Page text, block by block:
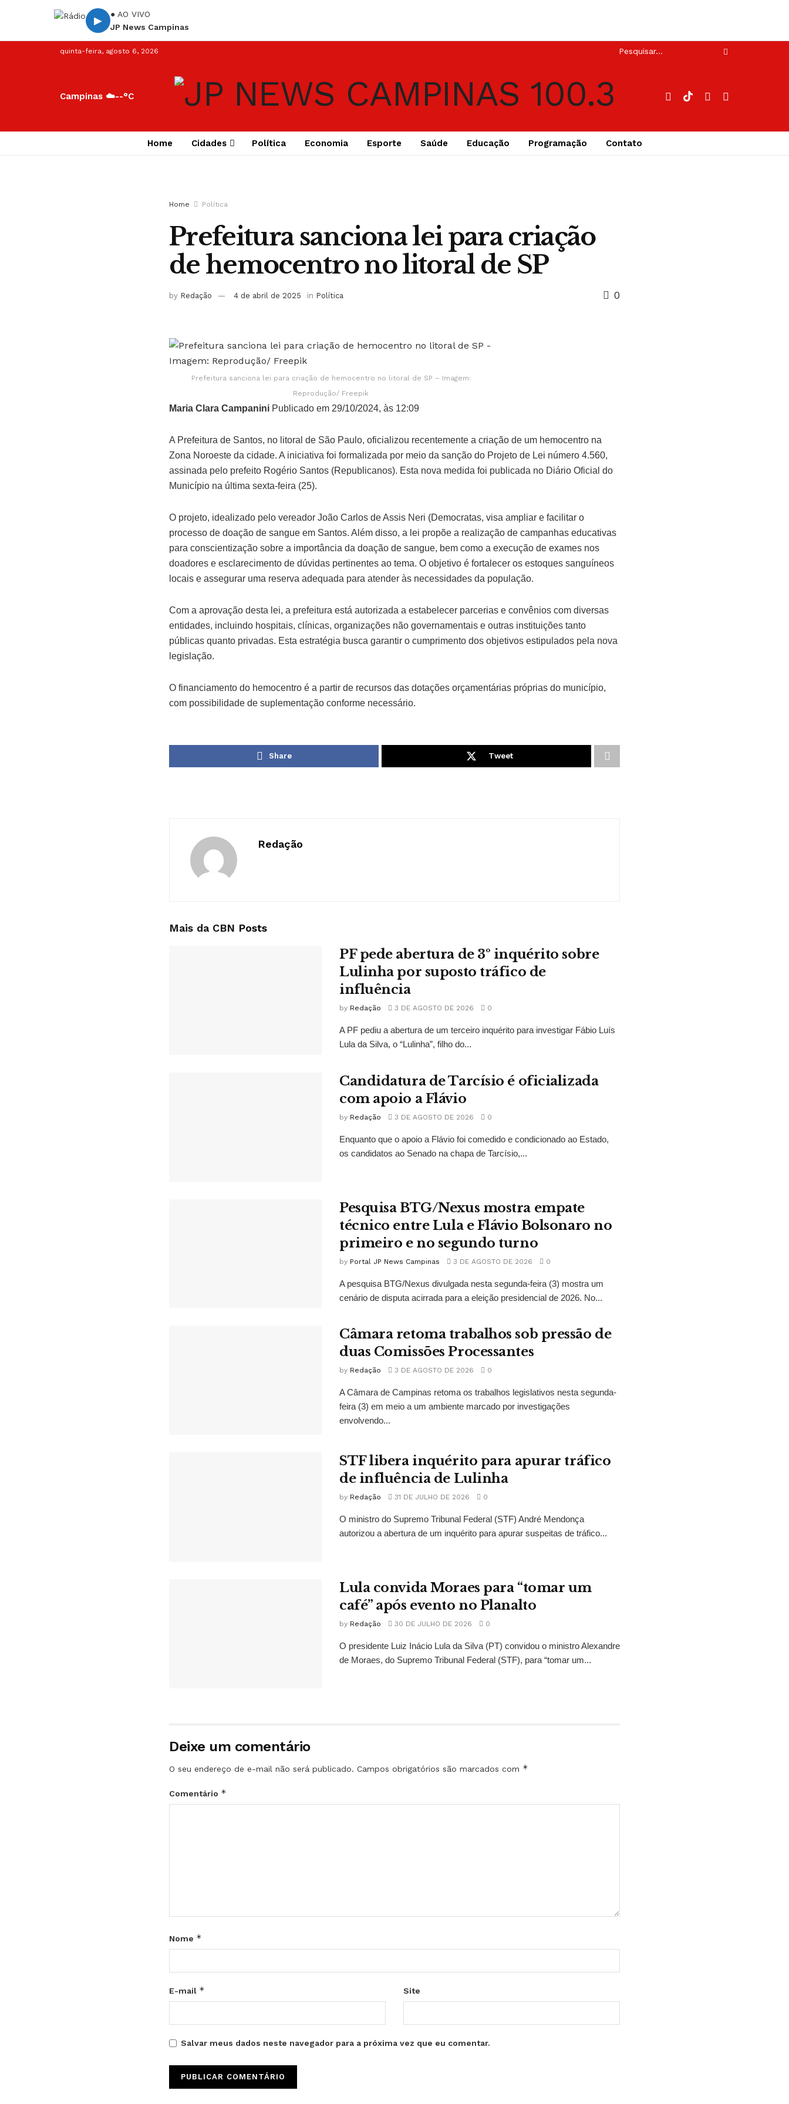
▶
● AO VIVO
JP News Campinas
quinta-feira, agosto 6, 2026
Campinas ☁️--°C
Home Cidades Política Economia Esporte Saúde Educação Programação Contato
Home Política
Prefeitura sanciona lei para criação
de hemocentro no litoral de SP
by Redação 4 de abril de 2025 in Política 0
Prefeitura sanciona lei para criação de hemocentro no litoral de SP – Imagem:
Reprodução/ Freepik
Maria Clara Campanini Publicado em 29/10/2024, às 12:09
A Prefeitura de Santos, no litoral de São Paulo, oficializou recentemente a criação de um hemocentro na
Zona Noroeste da cidade. A iniciativa foi formalizada por meio da sanção do Projeto de Lei número 4.560,
assinada pelo prefeito Rogério Santos (Republicanos). Esta nova medida foi publicada no Diário Oficial do
Município na última sexta-feira (25).
O projeto, idealizado pelo vereador João Carlos de Assis Neri (Democratas, visa ampliar e facilitar o
processo de doação de sangue em Santos. Além disso, a lei propõe a realização de campanhas educativas
para conscientização sobre a importância da doação de sangue, bem como a execução de exames nos
doadores e esclarecimento de dúvidas pertinentes ao tema. O objetivo é fortalecer os estoques sanguíneos
locais e assegurar uma reserva adequada para atender às necessidades da população.
Com a aprovação desta lei, a prefeitura está autorizada a estabelecer parcerias e convênios com diversas
entidades, incluindo hospitais, clínicas, organizações não governamentais e outras instituições tanto
públicas quanto privadas. Esta estratégia busca garantir o cumprimento dos objetivos estipulados pela nova
legislação.
O financiamento do hemocentro é a partir de recursos das dotações orçamentárias próprias do município,
com possibilidade de suplementação conforme necessário.
Share Tweet
Redação
Mais da CBN Posts
PF pede abertura de 3º inquérito sobre
Lulinha por suposto tráfico de
influência
by Redação 3 DE AGOSTO DE 2026 0
A PF pediu a abertura de um terceiro inquérito para investigar Fábio Luís
Lula da Silva, o “Lulinha”, filho do...
Candidatura de Tarcísio é oficializada
com apoio a Flávio
by Redação 3 DE AGOSTO DE 2026 0
Enquanto que o apoio a Flávio foi comedido e condicionado ao Estado,
os candidatos ao Senado na chapa de Tarcísio,...
Pesquisa BTG/Nexus mostra empate
técnico entre Lula e Flávio Bolsonaro no
primeiro e no segundo turno
by Portal JP News Campinas 3 DE AGOSTO DE 2026 0
A pesquisa BTG/Nexus divulgada nesta segunda-feira (3) mostra um
cenário de disputa acirrada para a eleição presidencial de 2026. No...
Câmara retoma trabalhos sob pressão de
duas Comissões Processantes
by Redação 3 DE AGOSTO DE 2026 0
A Câmara de Campinas retoma os trabalhos legislativos nesta segunda-
feira (3) em meio a um ambiente marcado por investigações
envolvendo...
STF libera inquérito para apurar tráfico
de influência de Lulinha
by Redação 31 DE JULHO DE 2026 0
O ministro do Supremo Tribunal Federal (STF) André Mendonça
autorizou a abertura de um inquérito para apurar suspeitas de tráfico...
Lula convida Moraes para “tomar um
café” após evento no Planalto
by Redação 30 DE JULHO DE 2026 0
O presidente Luiz Inácio Lula da Silva (PT) convidou o ministro Alexandre
de Moraes, do Supremo Tribunal Federal (STF), para “tomar um...
Deixe um comentário
O seu endereço de e-mail não será publicado. Campos obrigatórios são marcados com *
Comentário *
Nome *
E-mail * Site
Salvar meus dados neste navegador para a próxima vez que eu comentar.